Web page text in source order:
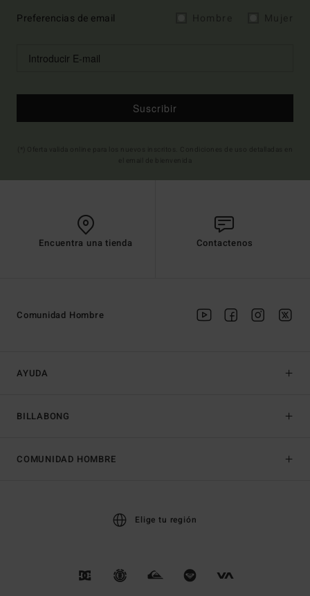
Preferencias de email
Suscribir
Encuentra una tienda Contactenos
AYUDA
BILLABONG
Comunidad Hombre
COMUNIDAD HOMBRE
Elige tu región